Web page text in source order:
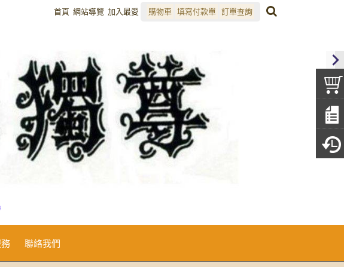
首頁 網站導覽 加入最愛 購物車 填寫付款單 訂單查詢
聯絡我們